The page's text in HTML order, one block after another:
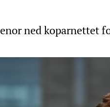
ned koparnettet